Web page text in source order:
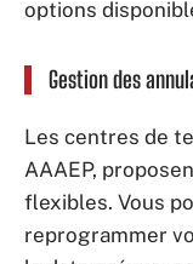
options
Gestion des
Les centres de
AAAEP,
flexibles. Vous
reprogrammer